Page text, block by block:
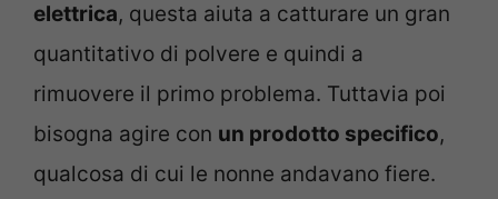
elettrica, questa aiuta a catturare un gran
quantitativo di polvere e quindi a
rimuovere il primo problema. Tuttavia poi
bisogna agire con un prodotto specifico,
qualcosa di cui le nonne andavano fiere.